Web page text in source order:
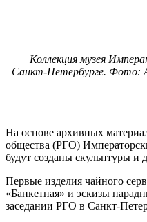
Коллекция музея
Санкт-Петербурге. Фото:
На основе архивных
общества (РГО)
будут созданы скульптуры и
Первые изделия чайного
«Банкетная» и эскизы
заседании РГО в Санкт-